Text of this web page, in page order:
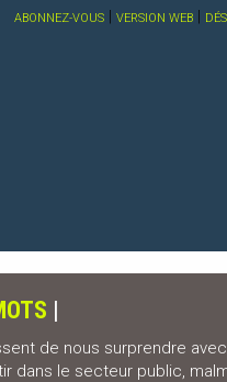
ABONNEZ-VOUS | VERSION WEB |
|
de nous surprendre
dans le secteur public,